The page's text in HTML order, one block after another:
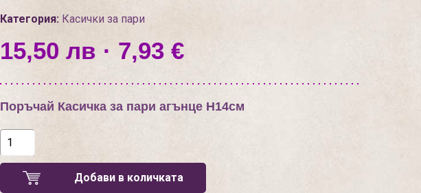
Категория: Касички за пари
15,50 лв · 7,93 €
Поръчай Касичка за пари агънце Н14см
Добави в количката